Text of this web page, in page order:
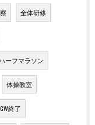
全体研修
ーフマラソン
体操教室
GW終了